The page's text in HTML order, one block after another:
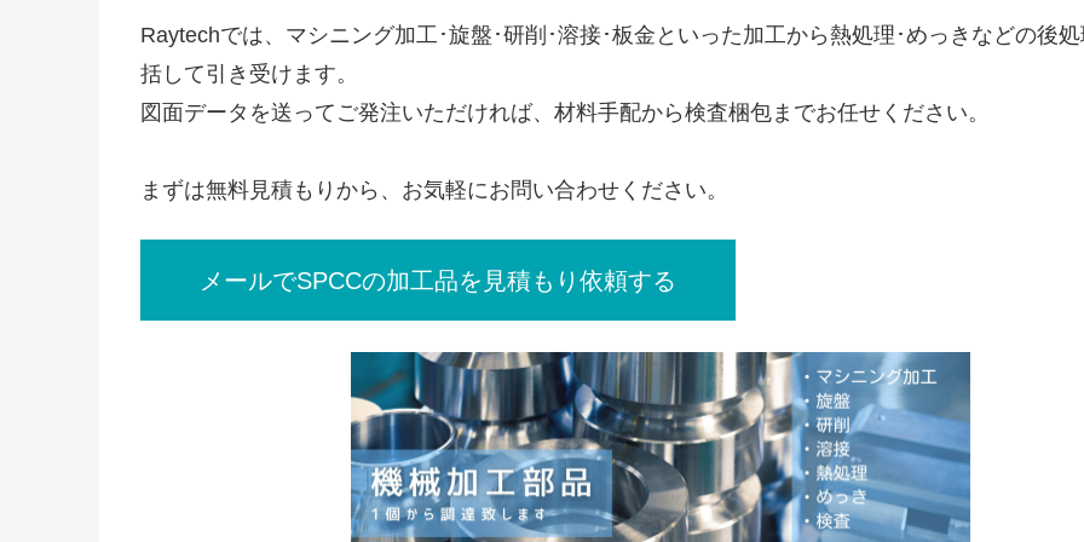
Raytechでは、マシニング加工･旋盤･研削･溶接･板金といった加工から熱処理･めっきなどの後
括して引き受けます。
図面データを送ってご発注いただければ、材料手配から検査梱包までお任せください。
まずは無料見積もりから、お気軽にお問い合わせください。
メールでSPCCの加工品を見積もり依頼する